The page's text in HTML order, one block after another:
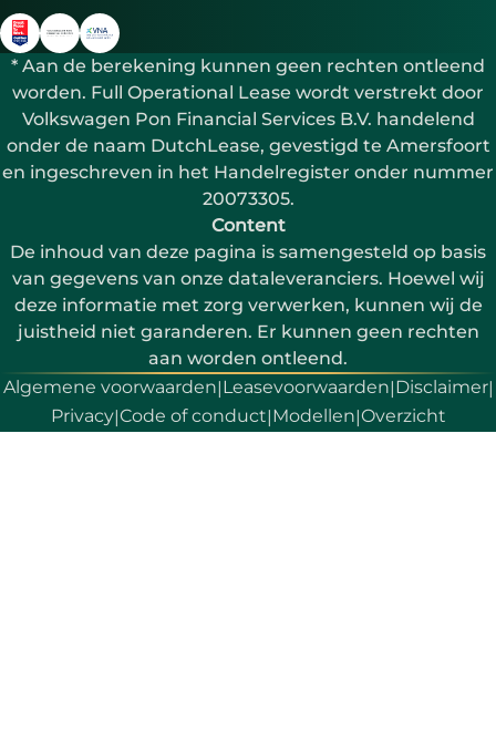
* Aan de berekening kunnen geen rechten ontleend
worden. Full Operational Lease wordt verstrekt door
Volkswagen Pon Financial Services B.V. handelend
onder de naam DutchLease, gevestigd te Amersfoort
en ingeschreven in het Handelregister onder nummer
20073305.
Content
De inhoud van deze pagina is samengesteld op basis
van gegevens van onze dataleveranciers. Hoewel wij
deze informatie met zorg verwerken, kunnen wij de
juistheid niet garanderen. Er kunnen geen rechten
aan worden ontleend.
Algemene voorwaarden|Leasevoorwaarden|Disclaimer|
Privacy|Code of conduct|Modellen|Overzicht